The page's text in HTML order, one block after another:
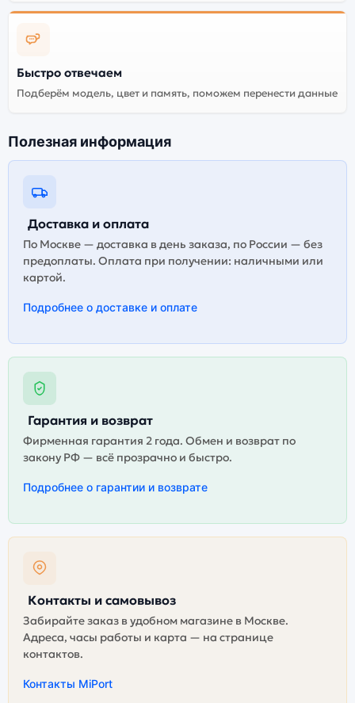
гарантируется.
Быстро отвечаем
Подберём модель, цвет и память, поможем перенести данные
Полезная информация
Доставка и оплата
По Москве — доставка в день заказа, по России — без
предоплаты. Оплата при получении: наличными или
картой.
Подробнее о доставке и оплате
Гарантия и возврат
Фирменная гарантия 2 года. Обмен и возврат по
закону РФ — всё прозрачно и быстро.
Подробнее о гарантии и возврате
Контакты и самовывоз
Забирайте заказ в удобном магазине в Москве.
Адреса, часы работы и карта — на странице
контактов.
Контакты MiPort